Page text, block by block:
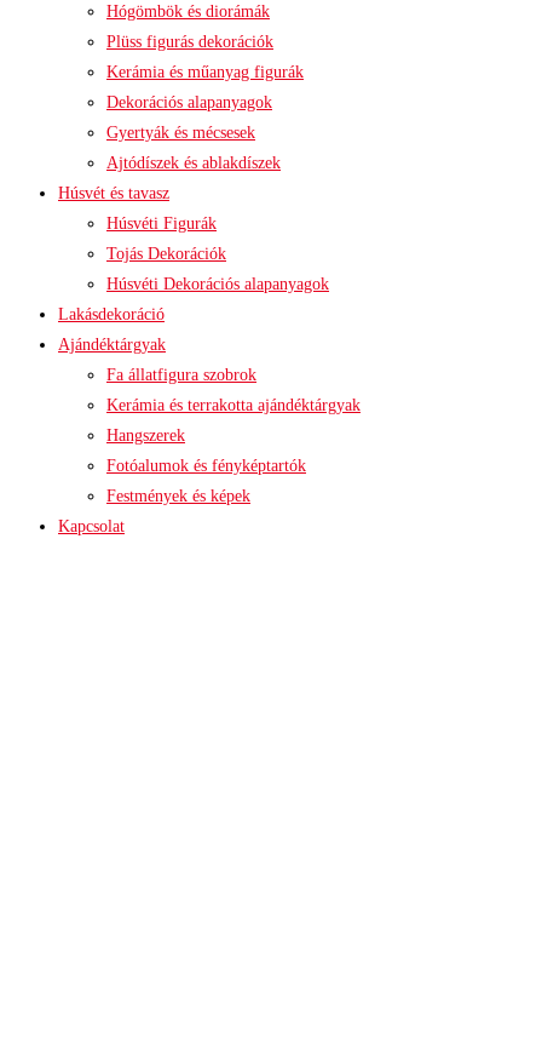
Hógömbök és diorámák
Plüss figurás dekorációk
Kerámia és műanyag figurák
Dekorációs alapanyagok
Gyertyák és mécsesek
Ajtódíszek és ablakdíszek
Húsvét és tavasz
Húsvéti Figurák
Tojás Dekorációk
Húsvéti Dekorációs alapanyagok
Lakásdekoráció
Ajándéktárgyak
Fa állatfigura szobrok
Kerámia és terrakotta ajándéktárgyak
Hangszerek
Fotóalumok és fényképtartók
Festmények és képek
Kapcsolat